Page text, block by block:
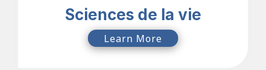
Sciences de la vie
Learn More